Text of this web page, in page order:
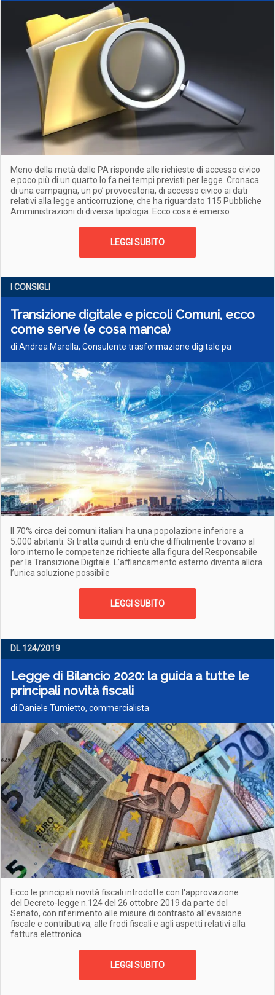
Meno della metà delle PA risponde alle richieste di accesso civico
e poco più di un quarto lo fa nei tempi previsti per legge. Cronaca
di una campagna, un po’ provocatoria, di accesso civico ai dati
relativi alla legge anticorruzione, che ha riguardato 115 Pubbliche
Amministrazioni di diversa tipologia. Ecco cosa è emerso
LEGGI SUBITO
I CONSIGLI
Transizione digitale e piccoli Comuni, ecco
come serve (e cosa manca)
di Andrea Marella, Consulente trasformazione digitale pa
Il 70% circa dei comuni italiani ha una popolazione inferiore a
5.000 abitanti. Si tratta quindi di enti che difficilmente trovano al
loro interno le competenze richieste alla figura del Responsabile
per la Transizione Digitale. L’affiancamento esterno diventa allora
l’unica soluzione possibile
LEGGI SUBITO
DL 124/2019
Legge di Bilancio 2020: la guida a tutte le
principali novità fiscali
di Daniele Tumietto, commercialista
Ecco le principali novità fiscali introdotte con l'approvazione
del Decreto-legge n.124 del 26 ottobre 2019 da parte del
Senato, con riferimento alle misure di contrasto all’evasione
fiscale e contributiva, alle frodi fiscali e agli aspetti relativi alla
fattura elettronica
LEGGI SUBITO